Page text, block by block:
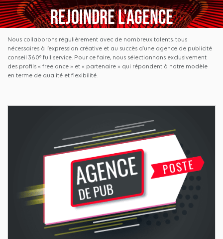
Rejoindre l'agence
Nous collaborons régulièrement avec de nombreux talents, tous
nécessaires à l’expression créative et au succès d’une agence de publicité
conseil 360° full service. Pour ce faire, nous sélectionnons exclusivement
des profils « freelance » et « partenaire » qui répondent à notre modèle
en terme de qualité et flexibilité.